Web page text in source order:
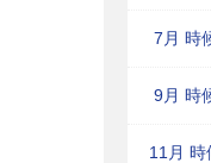
7月 時
9月 時
11月 時